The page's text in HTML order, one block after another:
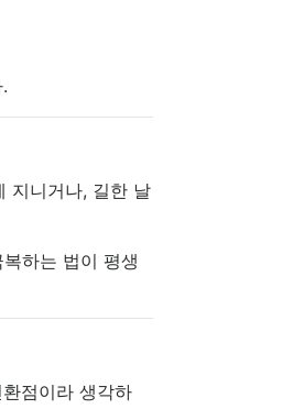
지니거나, 길한 날
하는 법이 평생
점이라 생각하